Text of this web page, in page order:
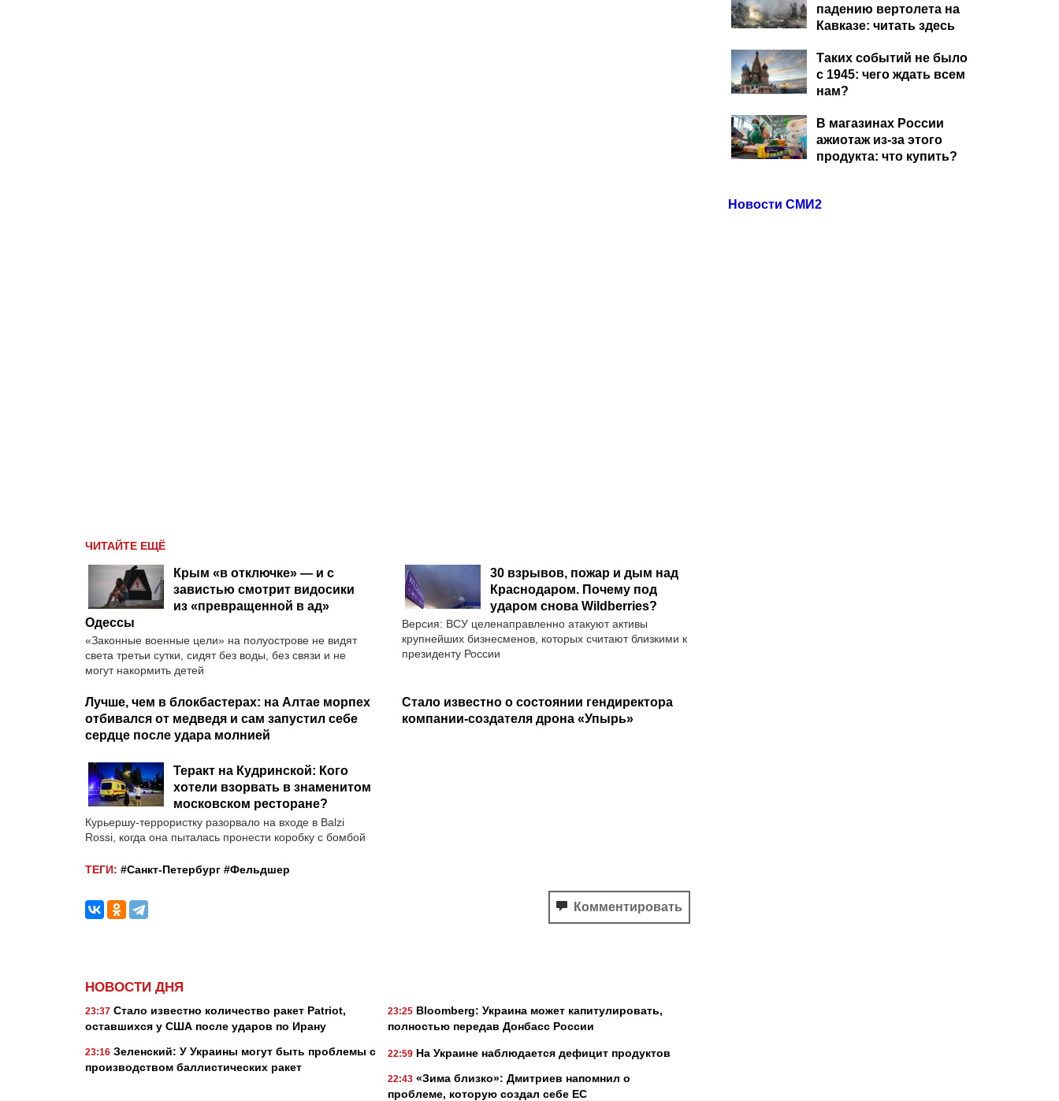
ЧИТАЙТЕ ЕЩЁ
Крым «в отключке» — и с
завистью смотрит видосики
из «превращенной в ад»
Одессы
«Законные военные цели» на полуострове не видят
света третьи сутки, сидят без воды, без связи и не
могут накормить детей
30 взрывов, пожар и дым над
Краснодаром. Почему под
ударом снова Wildberries?
Версия: ВСУ целенаправленно атакуют активы
крупнейших бизнесменов, которых считают близкими к
президенту России
Лучше, чем в блокбастерах: на Алтае морпех
отбивался от медведя и сам запустил себе
сердце после удара молнией
Стало известно о состоянии гендиректора
компании-создателя дрона «Упырь»
Теракт на Кудринской: Кого
хотели взорвать в знаменитом
московском ресторане?
Курьершу-террористку разорвало на входе в Balzi
Rossi, когда она пыталась пронести коробку с бомбой
ТЕГИ: #Санкт-Петербург #Фельдшер
Комментировать
НОВОСТИ ДНЯ
23:37 Стало известно количество ракет Patriot,
оставшихся у США после ударов по Ирану
23:25 Bloomberg: Украина может капитулировать,
полностью передав Донбасс России
23:16 Зеленский: У Украины могут быть проблемы с
производством баллистических ракет
22:59 На Украине наблюдается дефицит продуктов
22:43 «Зима близко»: Дмитриев напомнил о
проблеме, которую создал себе ЕС
падению вертолета на
Кавказе: читать здесь
Таких событий не было
с 1945: чего ждать всем
нам?
В магазинах России
ажиотаж из-за этого
продукта: что купить?
Новости СМИ2